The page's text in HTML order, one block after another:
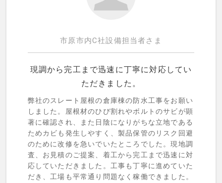
市原市内C社設備担当者さま
現調から完工まで迅速に丁寧に対応してい
ただきました。
弊社のスレート屋根の倉庫棟の防水工事をお願い
しました。屋根材のひび割れやボルトのサビが顕
著に確認され、また日陰になりがちな立地である
ためカビも発生しやすく、製品保管のリスク回避
のために改修を急いでいたところでした。現地調
査、お見積のご提案、着工から完工まで迅速に対
応していただきました。工事も丁寧に進めていた
だき、工場も平常通り問題なく稼働できました。